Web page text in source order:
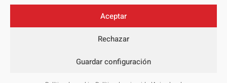
Aceptar
Rechazar
Guardar configuración
Contacto
Política de privacidad